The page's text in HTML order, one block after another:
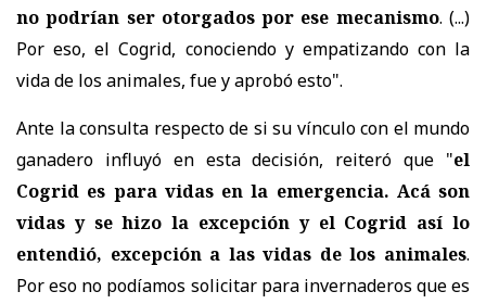
no podrían ser otorgados por ese mecanismo. (...)
Por eso, el Cogrid, conociendo y empatizando con la
vida de los animales, fue y aprobó esto".
Ante la consulta respecto de si su vínculo con el mundo
ganadero influyó en esta decisión, reiteró que "el
Cogrid es para vidas en la emergencia. Acá son
vidas y se hizo la excepción y el Cogrid así lo
entendió, excepción a las vidas de los animales.
Por eso no podíamos solicitar para invernaderos que es